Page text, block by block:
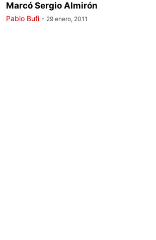
Marcó Sergio Almirón
Pablo Bufi - 29 enero, 2011